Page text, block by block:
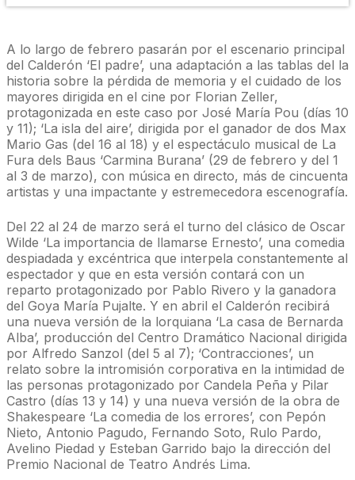
A lo largo de febrero pasarán por el escenario principal
del Calderón ‘El padre’, una adaptación a las tablas del la
historia sobre la pérdida de memoria y el cuidado de los
mayores dirigida en el cine por Florian Zeller,
protagonizada en este caso por José María Pou (días 10
y 11); ‘La isla del aire’, dirigida por el ganador de dos Max
Mario Gas (del 16 al 18) y el espectáculo musical de La
Fura dels Baus ‘Carmina Burana’ (29 de febrero y del 1
al 3 de marzo), con música en directo, más de cincuenta
artistas y una impactante y estremecedora escenografía.
Del 22 al 24 de marzo será el turno del clásico de Oscar
Wilde ‘La importancia de llamarse Ernesto’, una comedia
despiadada y excéntrica que interpela constantemente al
espectador y que en esta versión contará con un
reparto protagonizado por Pablo Rivero y la ganadora
del Goya María Pujalte. Y en abril el Calderón recibirá
una nueva versión de la lorquiana ‘La casa de Bernarda
Alba’, producción del Centro Dramático Nacional dirigida
por Alfredo Sanzol (del 5 al 7); ‘Contracciones’, un
relato sobre la intromisión corporativa en la intimidad de
las personas protagonizado por Candela Peña y Pilar
Castro (días 13 y 14) y una nueva versión de la obra de
Shakespeare ‘La comedia de los errores’, con Pepón
Nieto, Antonio Pagudo, Fernando Soto, Rulo Pardo,
Avelino Piedad y Esteban Garrido bajo la dirección del
Premio Nacional de Teatro Andrés Lima.